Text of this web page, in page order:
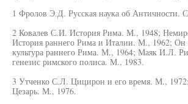
1 Фролов Э.Д. Русская наука об Античности.
2 Ковалев С.И. История Рима. М., 1948;
История раннего Рима и Италии. М., 1962; Он
культура раннего Рима. М., 1964; Маяк И.Л.
генезис римского полиса. М., 1983.
3 Утченко С.Л. Цицирон и его время. М.,
Цезарь. М., 1976.